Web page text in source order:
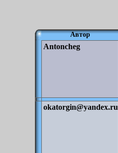
Автор
Antoncheg
okatorgin@yandex.ru